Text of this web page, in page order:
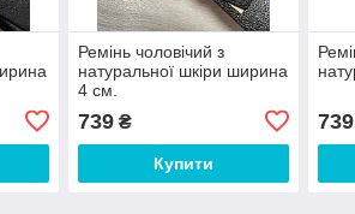
Ремінь чоловічий з
натуральної шкіри ширина
4 см.
739₴
Купити
739